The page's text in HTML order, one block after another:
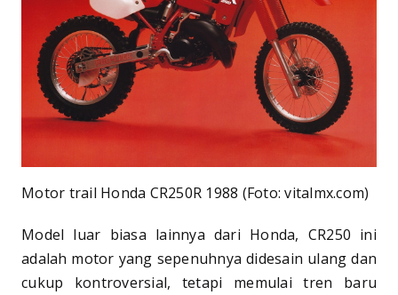
Motor trail Honda CR250R 1988 (Foto: vitalmx.com)
Model luar biasa lainnya dari Honda, CR250 ini
adalah motor yang sepenuhnya didesain ulang dan
cukup kontroversial, tetapi memulai tren baru